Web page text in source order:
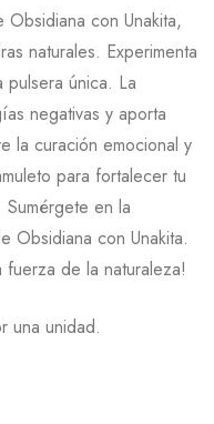
con Unakita,
naturales. Experimenta
única. La
negativas y aporta
la curación emocional y
para fortalecer tu
en la
Obsidiana con Unakita.
de la naturaleza!
una unidad.